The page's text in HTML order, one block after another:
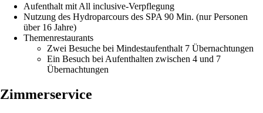
Aufenthalt mit All inclusive-Verpflegung
Nutzung des Hydroparcours des SPA 90 Min. (nur Personen
über 16 Jahre)
Themenrestaurants
Zwei Besuche bei Mindestaufenthalt 7 Übernachtungen
Ein Besuch bei Aufenthalten zwischen 4 und 7
Übernachtungen
Zimmerservice